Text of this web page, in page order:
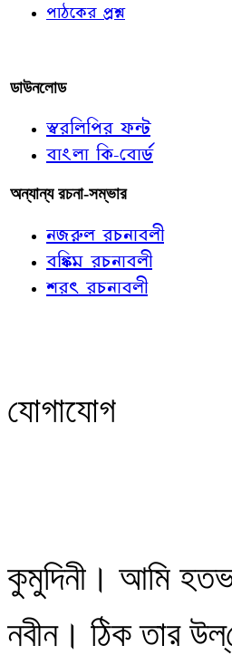
পাঠকের প্রশ্ন
ডাউনলোড
স্বরলিপির ফন্ট
বাংলা কি-বোর্ড
অন্যান্য রচনা-সম্ভার
নজরুল রচনাবলী
বঙ্কিম রচনাবলী
শরৎ রচনাবলী
যোগাযোগ
কুমুদিনী। আমি
নবীন। ঠিক তার